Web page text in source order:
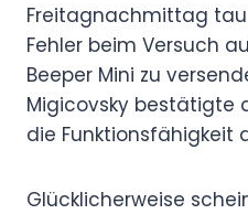
Freitagnachmittag
Fehler beim Versuch
Beeper Mini zu
Migicovsky bestätigte
die Funktionsfähigkeit
Glücklicherweise